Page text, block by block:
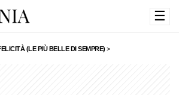
☰
(LE PIÙ BELLE DI SEMPRE) >